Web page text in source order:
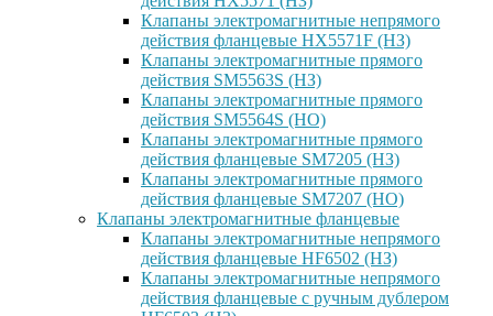
Клапаны электромагнитные непрямого
действия фланцевые HX5571F (НЗ)
Клапаны электромагнитные прямого
действия SM5563S (НЗ)
Клапаны электромагнитные прямого
действия SM5564S (НО)
Клапаны электромагнитные прямого
действия фланцевые SM7205 (НЗ)
Клапаны электромагнитные прямого
действия фланцевые SM7207 (НО)
Клапаны электромагнитные фланцевые
Клапаны электромагнитные непрямого
действия фланцевые HF6502 (НЗ)
Клапаны электромагнитные непрямого
действия фланцевые с ручным дублером